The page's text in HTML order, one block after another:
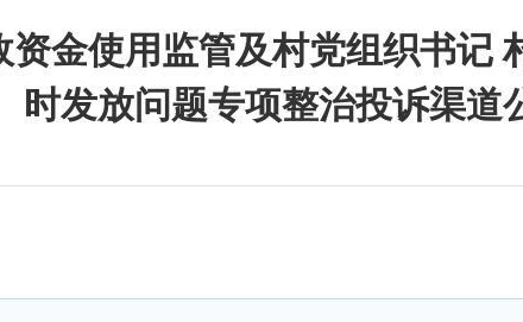
金使用监管及村党组织书记
时发放问题专项整治投诉渠道